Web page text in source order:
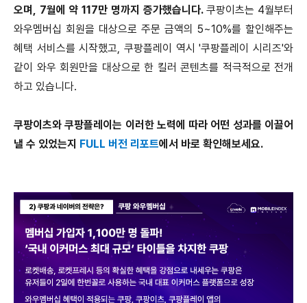
오며, 7월에 약 117만 명까지 증가했습니다.쿠팡이츠는 4월부터
와우멤버십 회원을 대상으로 주문 금액의 5~10%를 할인해주는
혜택 서비스를 시작했고, 쿠팡플레이 역시 '쿠팡플레이 시리즈'와
같이 와우 회원만을 대상으로 한 킬러 콘텐츠를 적극적으로 전개
하고 있습니다.
쿠팡이츠와 쿠팡플레이는 이러한 노력에 따라 어떤 성과를 이끌어
낼 수 있었는지 FULL 버전 리포트에서 바로 확인해보세요.